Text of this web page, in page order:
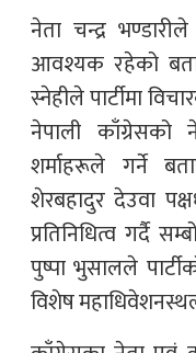
नेता चन्द्र
आवश्यक रहेको
स्नेहीले पार्टीमा
नेपाली काँग्रेसको
शर्माहरूले गर्ने
शेरबहादुर देउवा
प्रतिनिधित्व गर्दै
पुष्पा भुसालले
विशेष